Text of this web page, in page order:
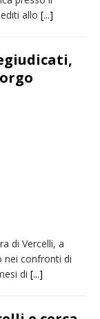
allo [...]
di Vercelli, a
nei confronti di
di [...]